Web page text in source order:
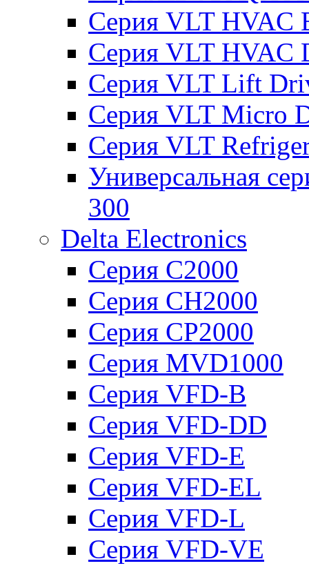
Серия VLT HVAC
Серия VLT HVAC
Серия VLT Lift
Серия VLT Micro
Серия VLT
Универсальная
300
Delta Electronics
Серия C2000
Серия CH2000
Серия CP2000
Серия MVD1000
Серия VFD-B
Серия VFD-DD
Серия VFD-E
Серия VFD-EL
Серия VFD-L
Серия VFD-VE